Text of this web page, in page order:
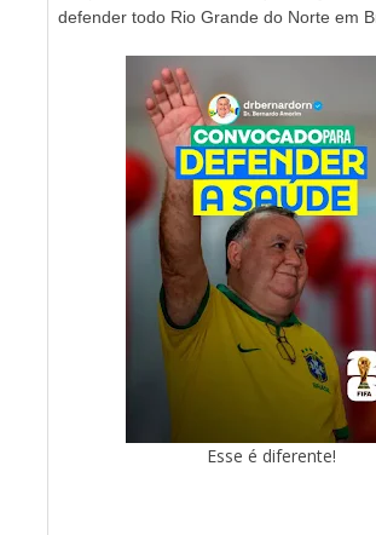
defender todo Rio Grande do Norte em
Esse é diferente!